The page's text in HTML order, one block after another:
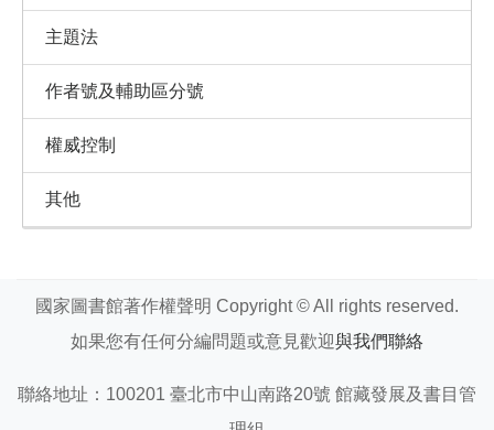
主題法
作者號及輔助區分號
權威控制
其他
國家圖書館著作權聲明 Copyright © All rights reserved.
如果您有任何分編問題或意見歡迎與我們聯絡
聯絡地址：100201 臺北市中山南路20號 館藏發展及書目管